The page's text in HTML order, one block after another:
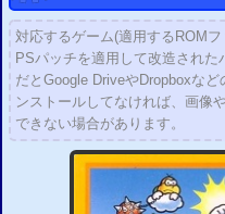
対応するゲーム(適用するROM
PSパッチを適用して改造されたハック
だとGoogle DriveやDropboxな
ンストールしてなければ、画像
できない場合があります。